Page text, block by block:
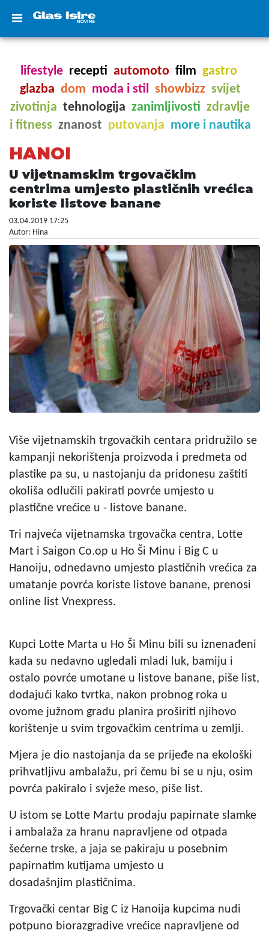
lifestyle recepti automoto film gastro
glazba dom moda i stil showbizz svijet
zivotinja tehnologija zanimljivosti zdravlje
i fitness znanost putovanja more i nautika
HANOI
U vijetnamskim trgovačkim
centrima umjesto plastičnih vrećica
koriste listove banane
03.04.2019 17:25
Autor: Hina
Više vijetnamskih trgovačkih centara pridružilo se
kampanji nekorištenja proizvoda i predmeta od
plastike pa su, u nastojanju da pridonesu zaštiti
okoliša odlučili pakirati povrće umjesto u
plastične vrećice u - listove banane.
Tri najveća vijetnamska trgovačka centra, Lotte
Mart i Saigon Co.op u Ho Ši Minu i Big C u
Hanoiju, odnedavno umjesto plastičnih vrećica za
umatanje povrća koriste listove banane, prenosi
online list Vnexpress.
Kupci Lotte Marta u Ho Ši Minu bili su iznenađeni
kada su nedavno ugledali mladi luk, bamiju i
ostalo povrće umotane u listove banane, piše list,
dodajući kako tvrtka, nakon probnog roka u
ovome južnom gradu planira proširiti njihovo
korištenje u svim trgovačkim centrima u zemlji.
Mjera je dio nastojanja da se prijeđe na ekološki
prihvatljivu ambalažu, pri čemu bi se u nju, osim
povrća pakiralo i svježe meso, piše list.
U istom se Lotte Martu prodaju papirnate slamke
i ambalaža za hranu napravljene od otpada
šećerne trske, a jaja se pakiraju u posebnim
papirnatim kutijama umjesto u
dosadašnjim plastičnima.
Trgovački centar Big C iz Hanoija kupcima nudi
potpuno biorazgradive vrećice napravljene od